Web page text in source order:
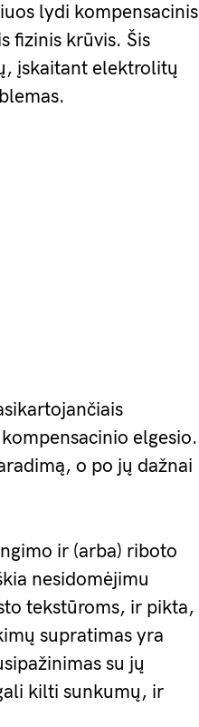
lydi kompensacinis
fizinis krūvis. Šis
įskaitant elektrolitų
elgesio.
o po jų dažnai
ir (arba) riboto
nesidomėjimu
tekstūroms, ir pikta,
supratimas yra
su jų
kilti sunkumų, ir